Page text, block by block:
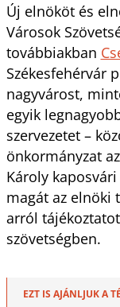
Új elnököt és
Városok
továbbiakban
Székesfehérvár
nagyvárost,
egyik
szervezetet –
önkormányzat
Károly
magát az elnöki
arról
szövetségben.
EZT IS AJÁNLJUK A